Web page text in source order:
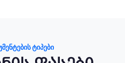
ᲢᲘᲞᲔᲑᲘ